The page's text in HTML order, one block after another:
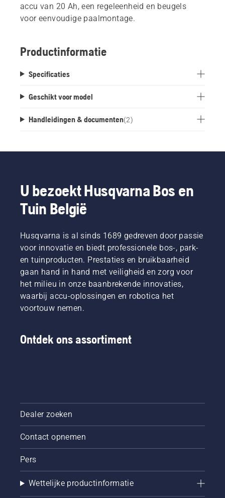
accu van 20 Ah, een regeleenheid en beugels
voor eenvoudige paalmontage.
Productinformatie
Specificaties
Geschikt voor model
Handleidingen & documenten(2)
U bezoekt Husqvarna Bos en
Tuin België
Husqvarna is al sinds 1689 gedreven door passie
voor innovatie en biedt professionele bos-, park-
en tuinproducten. Prestaties en bruikbaarheid
gaan hand in hand met veiligheid en zorg voor
het milieu in onze baanbrekende innovaties,
waarbij accu-oplossingen en robotica het
voortouw nemen.
Ontdek ons assortiment
Dealer zoeken
Contact opnemen
Pers
Wettelijke productinformatie